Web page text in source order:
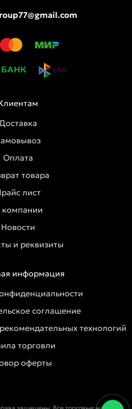
Оплата
товара
лист
Новости
и реквизиты
информация
соглашение
технологий
торговли
оферты